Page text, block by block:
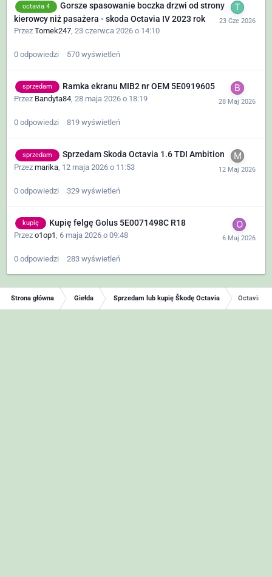
octavia 4
Gorsze spasowanie boczka drzwi od strony
kierowcy niż pasażera - skoda Octavia IV 2023 rok
Przez Tomek247 23 czerwca 2026 o 14:10
0 odpowiedzi 570 wyświetleń
sprzedam Ramka ekranu MIB2 nr OEM 5E0919605
Przez Bandyta84, 28 maja 2026 o 18:19
0 odpowiedzi 819 wyświetleń
sprzedam Sprzedam Skoda Octavia 1.6 TDI Ambition
Przez marika 12 maja 2026 o 11:53
0 odpowiedzi 329 wyświetleń
kupię Kupię felgę Golus 5E0071498C R18
Przez o1op1 6 maja 2026 o 09:48
0 odpowiedzi 283 wyświetleń
Strona główna Giełda Sprzedam lub kupię Škodę Octavia Octavia rs